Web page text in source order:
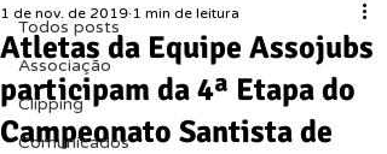
Todos posts
Associação
Clipping
Comunicados
Atletas da Equipe Assojubs
participam da 4ª Etapa do
Campeonato Santista de
1 de nov. de 2019 1 min de leitura